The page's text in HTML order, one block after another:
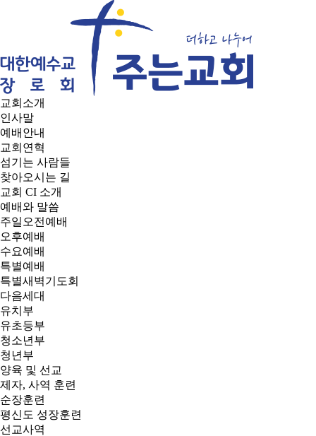
교회소개
인사말
예배안내
교회연혁
섬기는 사람들
찾아오시는 길
교회 CI 소개
예배와 말씀
주일오전예배
오후예배
수요예배
특별예배
특별새벽기도회
다음세대
유치부
유초등부
청소년부
청년부
양육 및 선교
제자, 사역 훈련
순장훈련
평신도 성장훈련
선교사역